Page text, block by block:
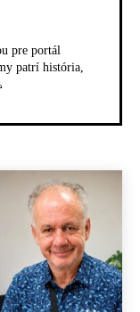
pre portál
patrí história,